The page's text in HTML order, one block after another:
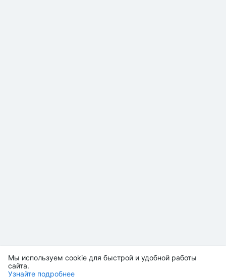
Мы используем cookie для быстрой и удобной работы
сайта.
Узнайте подробнее